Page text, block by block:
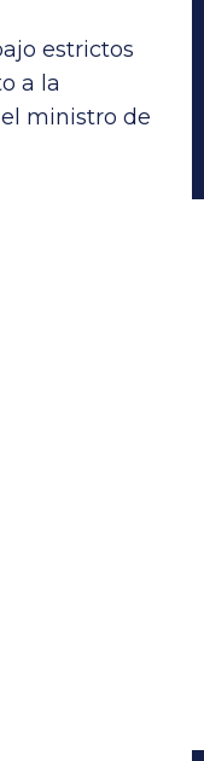
estrictos
a la
ministro de